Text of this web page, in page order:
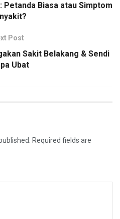
Petanda Biasa atau Simptom
Post
Sakit Belakang & Sendi
Ubat
Required fields are